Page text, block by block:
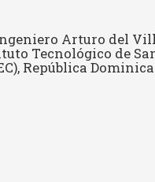
Arturo del
Tecnológico de
República